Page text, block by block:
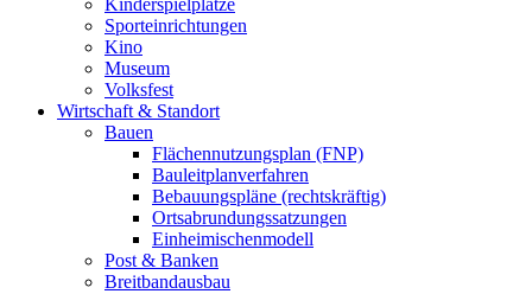
Kinderspielplätze
Sporteinrichtungen
Kino
Museum
Volksfest
Wirtschaft & Standort
Bauen
Flächennutzungsplan (FNP)
Bauleitplanverfahren
Bebauungspläne (rechtskräftig)
Ortsabrundungssatzungen
Einheimischenmodell
Post & Banken
Breitbandausbau